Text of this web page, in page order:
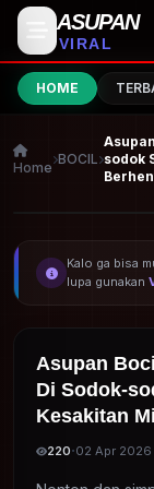
ASUPAN
VIRAL
HOME
Home
BOCIL sodok
Kalo ga bisa
lupa gunakan
Asupan
Di Sodok-
Kesakitan
220·02 Apr 2026